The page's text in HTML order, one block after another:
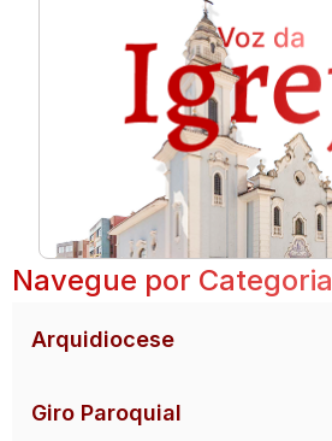
Navegue por Categoria
Arquidiocese
Giro Paroquial